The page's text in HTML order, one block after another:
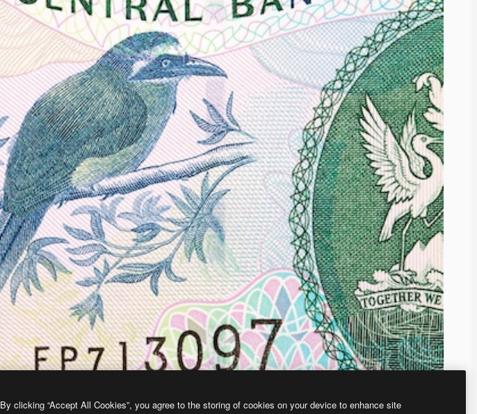
By clicking “Accept All Cookies”, you agree to the storing of cookies on your device to enhance site